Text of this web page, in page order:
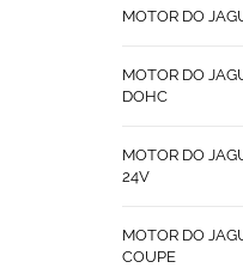
MOTOR DO
MOTOR DO
DOHC
MOTOR DO
24V
MOTOR DO
COUPE